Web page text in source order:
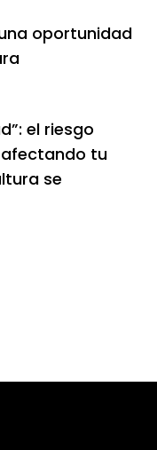
oportunidad
el riesgo
tu
se